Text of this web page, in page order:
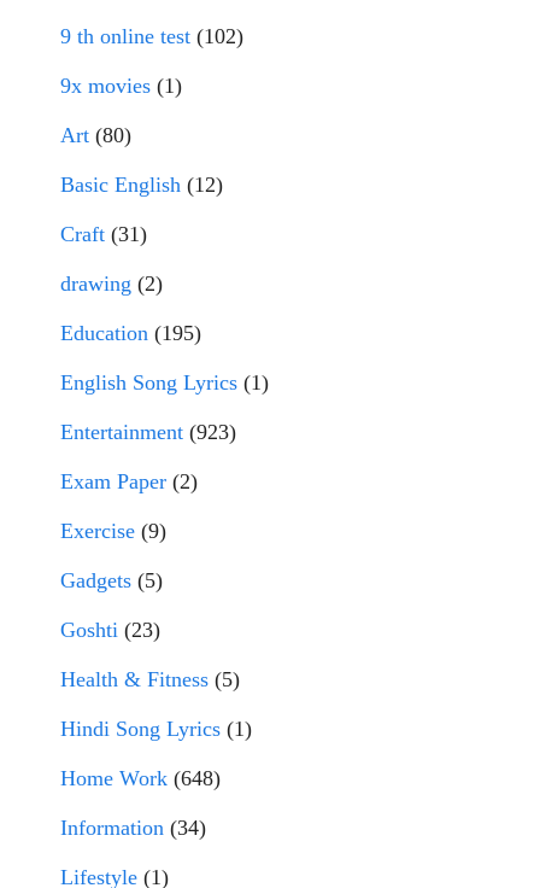
9 th online test (102)
9x movies (1)
Art (80)
Basic English (12)
Craft (31)
drawing (2)
Education (195)
English Song Lyrics (1)
Entertainment (923)
Exam Paper (2)
Exercise (9)
Gadgets (5)
Goshti (23)
Health & Fitness (5)
Hindi Song Lyrics (1)
Home Work (648)
Information (34)
Lifestyle (1)